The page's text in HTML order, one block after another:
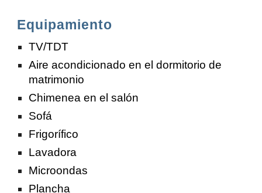
Equipamiento
TV/TDT
Aire acondicionado en el dormitorio de
matrimonio
Chimenea en el salón
Sofá
Frigorífico
Lavadora
Microondas
Plancha